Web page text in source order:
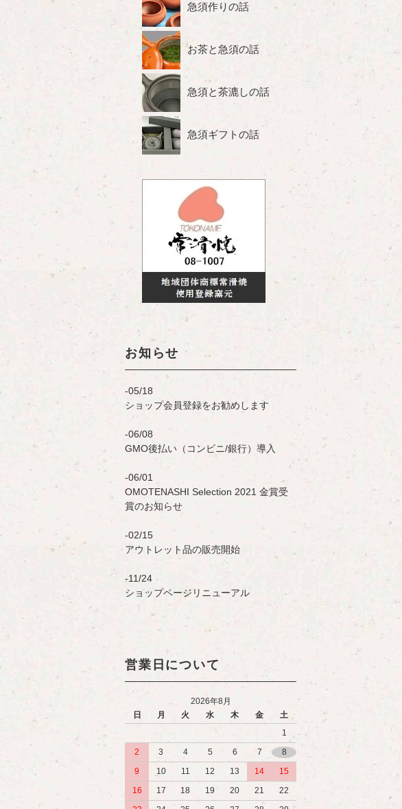
急須作りの話
お茶と急須の話
急須と茶漉しの話
急須ギフトの話
お知らせ
05/18
ショップ会員登録をお勧めします
06/08
GMO後払い（コンビニ/銀行）導入
06/01
OMOTENASHI Selection 2021 金賞受
賞のお知らせ
02/15
アウトレット品の販売開始
11/24
ショップページリニューアル
営業日について
2026年8月
日
月 火 水 木 金
土
1
2
3 4 5 6 7
8
9
10 11 12 13 14
15
16
17 18 19 20 21
22